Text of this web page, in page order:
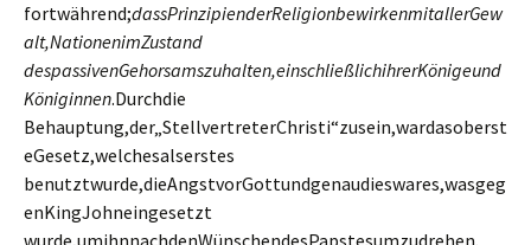
fortwährend;dassPrinzipienderReligionbewirkenmitallerGew
alt,NationenimZustand
despassivenGehorsamszuhalten,einschließlichihrerKönigeund
Königinnen.Durchdie
Behauptung,der„StellvertreterChristi“zusein,wardasoberst
eGesetz,welchesalserstes
benutztwurde,dieAngstvorGottundgenaudieswares,wasgeg
enKingJohneingesetzt
wurde,umihnnachdenWünschendesPapstesumzudrehen.